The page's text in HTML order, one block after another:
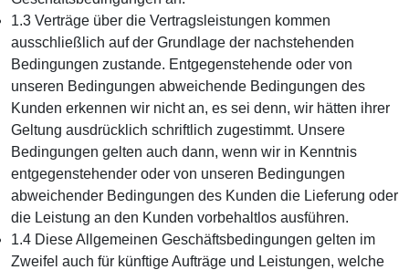
1.3 Verträge über die Vertragsleistungen kommen
ausschließlich auf der Grundlage der nachstehenden
Bedingungen zustande. Entgegenstehende oder von
unseren Bedingungen abweichende Bedingungen des
Kunden erkennen wir nicht an, es sei denn, wir hätten ihrer
Geltung ausdrücklich schriftlich zugestimmt. Unsere
Bedingungen gelten auch dann, wenn wir in Kenntnis
entgegenstehender oder von unseren Bedingungen
abweichender Bedingungen des Kunden die Lieferung oder
die Leistung an den Kunden vorbehaltlos ausführen.
1.4 Diese Allgemeinen Geschäftsbedingungen gelten im
Zweifel auch für künftige Aufträge und Leistungen, welche